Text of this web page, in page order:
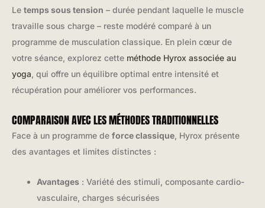
Le temps sous tension – durée pendant laquelle le muscle
travaille sous charge – reste modéré comparé à un
programme de musculation classique. En plein cœur de
votre séance, explorez cette méthode Hyrox associée au
yoga , qui offre un équilibre optimal entre intensité et
récupération pour améliorer vos performances.
COMPARAISON AVEC LES MÉTHODES TRADITIONNELLES
Face à un programme de force classique , Hyrox présente
des avantages et limites distinctes :
Avantages : Variété des stimuli, composante cardio-
vasculaire, charges sécurisées